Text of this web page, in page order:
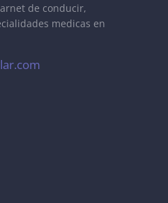
de conducir,
medicas en